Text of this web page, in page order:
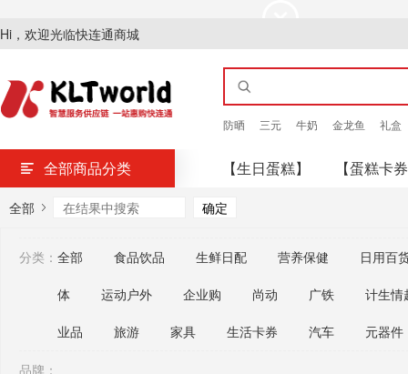
Hi，欢迎光临快连通商城
防晒 三元 牛奶 金龙鱼 礼盒
全部商品分类 【生日蛋糕】 【蛋糕卡
全部
分类： 全部 食品饮品 生鲜日配 营养保健 日用百
体 运动户外 企业购 尚动 广铁 计生情
业品 旅游 家具 生活卡券 汽车 元器件
品牌：